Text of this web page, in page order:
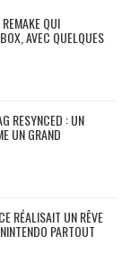
QUI
AVEC QUELQUES
RESYNCED : UN
UN GRAND
RÉALISAIT UN RÊVE
PARTOUT